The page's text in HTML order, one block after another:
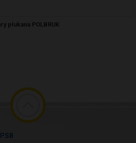
płukana POLBRUK